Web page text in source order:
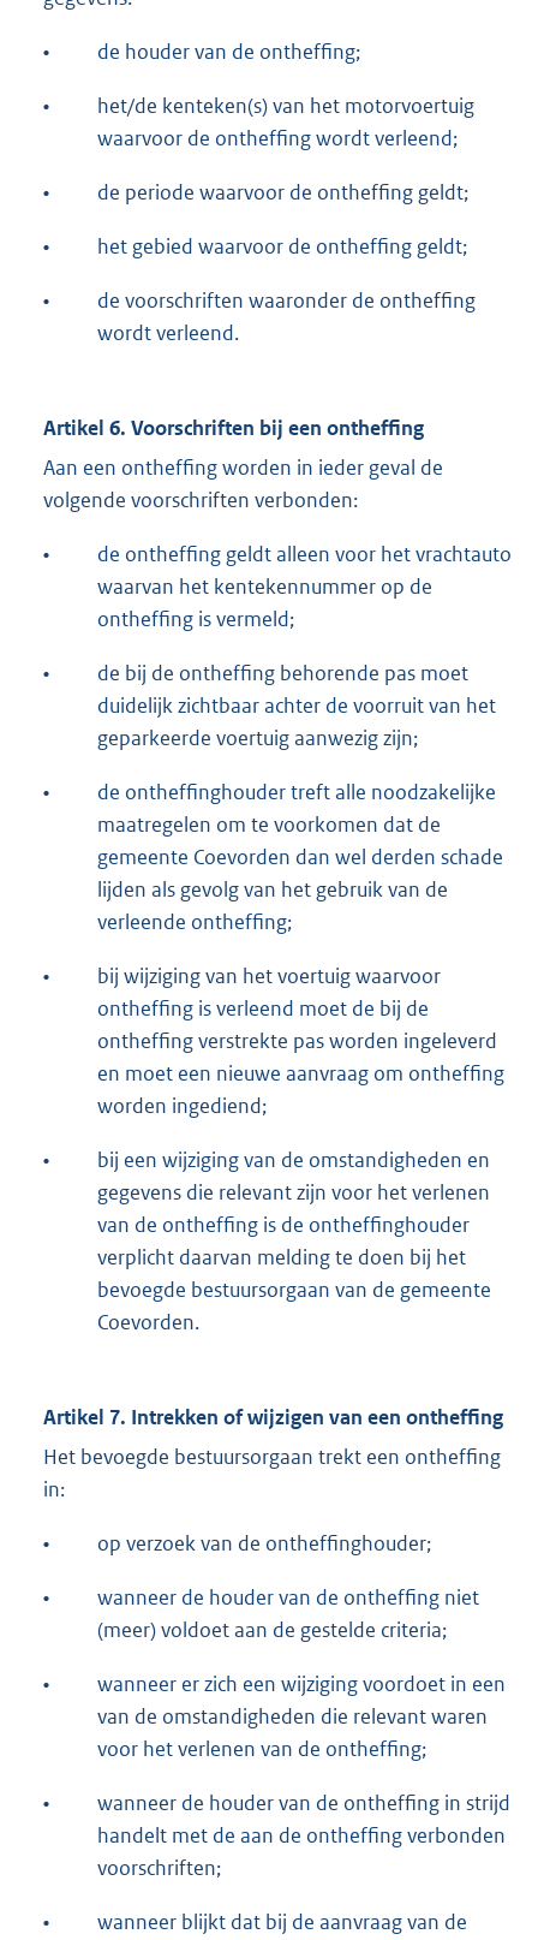
• de houder van de ontheffing;
•
het/de kenteken(s) van het motorvoertuig
waarvoor de ontheffing wordt verleend;
• de periode waarvoor de ontheffing geldt;
• het gebied waarvoor de ontheffing geldt;
•
de voorschriften waaronder de ontheffing
wordt verleend.
Artikel 6. Voorschriften bij een ontheffing
Aan een ontheffing worden in ieder geval de
volgende voorschriften verbonden:
•
de ontheffing geldt alleen voor het vrachtauto
waarvan het kentekennummer op de
ontheffing is vermeld;
•
de bij de ontheffing behorende pas moet
duidelijk zichtbaar achter de voorruit van het
geparkeerde voertuig aanwezig zijn;
•
de ontheffinghouder treft alle noodzakelijke
maatregelen om te voorkomen dat de
gemeente Coevorden dan wel derden schade
lijden als gevolg van het gebruik van de
verleende ontheffing;
•
bij wijziging van het voertuig waarvoor
ontheffing is verleend moet de bij de
ontheffing verstrekte pas worden ingeleverd
en moet een nieuwe aanvraag om ontheffing
worden ingediend;
•
bij een wijziging van de omstandigheden en
gegevens die relevant zijn voor het verlenen
van de ontheffing is de ontheffinghouder
verplicht daarvan melding te doen bij het
bevoegde bestuursorgaan van de gemeente
Coevorden.
Artikel 7. Intrekken of wijzigen van een ontheffing
Het bevoegde bestuursorgaan trekt een ontheffing
in:
• op verzoek van de ontheffinghouder;
•
wanneer de houder van de ontheffing niet
(meer) voldoet aan de gestelde criteria;
•
wanneer er zich een wijziging voordoet in een
van de omstandigheden die relevant waren
voor het verlenen van de ontheffing;
•
wanneer de houder van de ontheffing in strijd
handelt met de aan de ontheffing verbonden
voorschriften;
•
wanneer blijkt dat bij de aanvraag van de